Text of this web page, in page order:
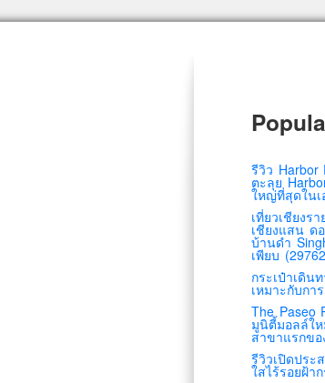
รีวิว Harbor
ตะลุย
ใหญ่ที่สุดในเ
เที่ยวเชียงร
เชียงแสน ด
บ้านดำ
เพียบ
กระเป๋าเดิน
เหมาะกับกา
The Paseo
มูนิตี้มอลล์ใ
สาขาแรกข
รีวิวเปิดปร
ใสไร้รอยฝ้